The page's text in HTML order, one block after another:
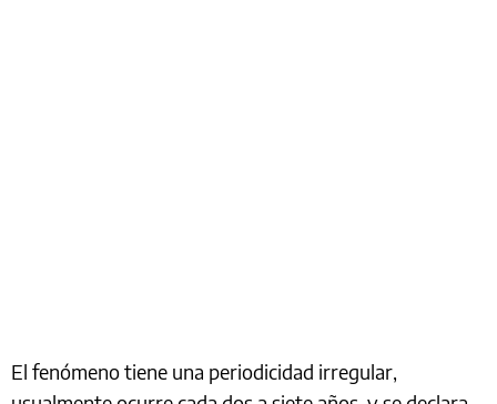
El fenómeno tiene una periodicidad irregular,